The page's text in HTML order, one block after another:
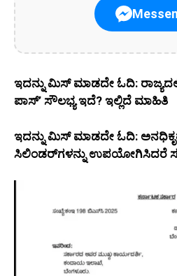
ಇದನ್ನು ಮಿಸ್‌ ಮಾಡದೇ ಓದಿ:
ಪಾಸ್’ ಸೌಲಭ್ಯ ಇದೆ? ಇಲ್ಲಿದೆ ಮಾಹಿತಿ
ಇದನ್ನು ಮಿಸ್‌ ಮಾಡದೇ ಓದಿ:
ಸಿಲಿಂಡರ್‌ಗಳನ್ನು ಉಪಯೋಗಿಸಿದರೆ